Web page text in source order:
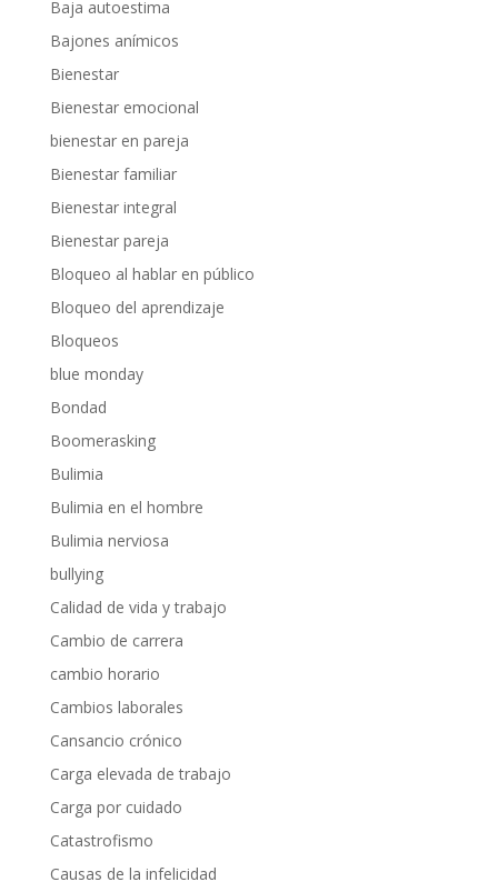
Baja autoestima
Bajones anímicos
Bienestar
Bienestar emocional
bienestar en pareja
Bienestar familiar
Bienestar integral
Bienestar pareja
Bloqueo al hablar en público
Bloqueo del aprendizaje
Bloqueos
blue monday
Bondad
Boomerasking
Bulimia
Bulimia en el hombre
Bulimia nerviosa
bullying
Calidad de vida y trabajo
Cambio de carrera
cambio horario
Cambios laborales
Cansancio crónico
Carga elevada de trabajo
Carga por cuidado
Catastrofismo
Causas de la infelicidad